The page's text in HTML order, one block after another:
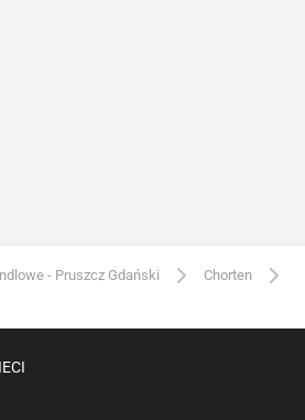
- Pruszcz Gdański
Chorten